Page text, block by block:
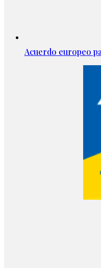
Acuerdo europeo